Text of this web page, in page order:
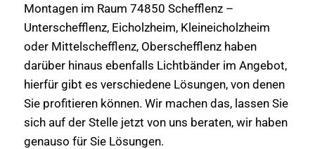
Montagen im Raum 74850 Schefflenz –
Unterschefflenz, Eicholzheim, Kleineicholzheim
oder Mittelschefflenz, Oberschefflenz haben
darüber hinaus ebenfalls Lichtbänder im Angebot,
hierfür gibt es verschiedene Lösungen, von denen
Sie profitieren können. Wir machen das, lassen Sie
sich auf der Stelle jetzt von uns beraten, wir haben
genauso für Sie Lösungen.